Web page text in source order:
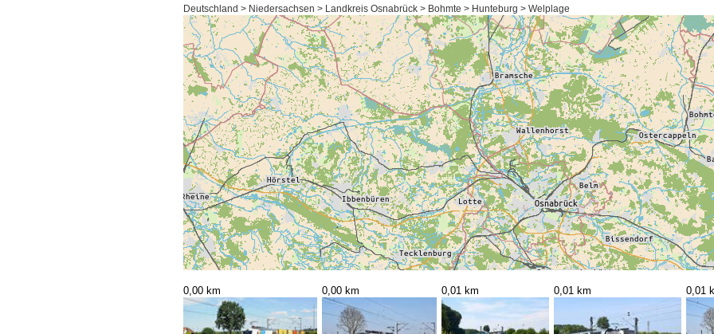
Deutschland > Niedersachsen > Landkreis Osnabrück > Bohmte > Hunteburg > Welplage
0,00 km 0,00 km 0,01 km 0,01 km 0,01